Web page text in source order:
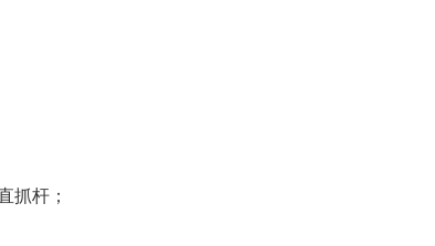
抓杆；